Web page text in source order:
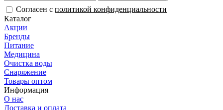
Согласен с политикой конфиденциальности
Каталог
Акции
Бренды
Питание
Медицина
Очистка воды
Снаряжение
Товары оптом
Информация
О нас
Доставка и оплата